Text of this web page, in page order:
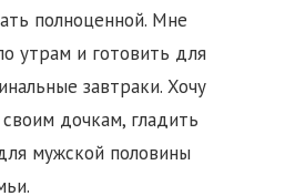
полноценной. Мне
утрам и готовить для
завтраки. Хочу
дочкам, гладить
мужской половины